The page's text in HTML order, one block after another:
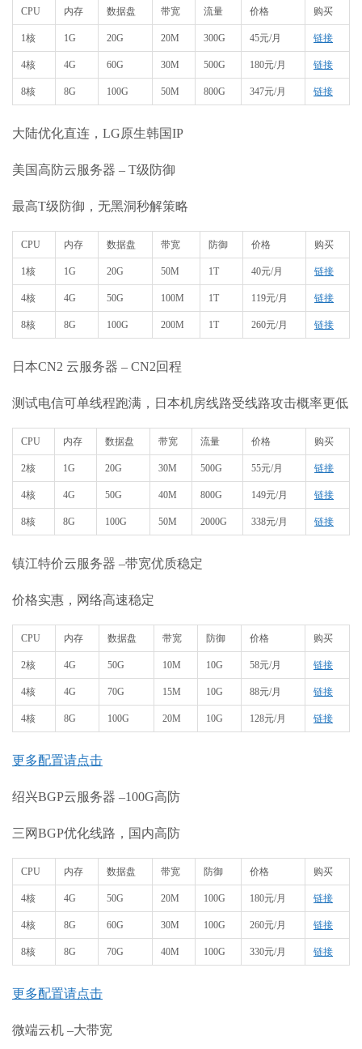
CPU 内存 数据盘 带宽 流量 价格 购买
1核 1G 20G 20M 300G 45元/月 链接
4核 4G 60G 30M 500G 180元/月 链接
8核 8G 100G 50M 800G 347元/月 链接
大陆优化直连，LG原生韩国IP
美国高防云服务器 – T级防御
最高T级防御，无黑洞秒解策略
CPU 内存 数据盘 带宽 防御 价格 购买
1核 1G 20G 50M 1T 40元/月 链接
4核 4G 50G 100M 1T 119元/月 链接
8核 8G 100G 200M 1T 260元/月 链接
日本CN2 云服务器 – CN2回程
测试电信可单线程跑满，日本机房线路受线路攻击概率更低
CPU 内存 数据盘 带宽 流量 价格 购买
2核 1G 20G 30M 500G 55元/月 链接
4核 4G 50G 40M 800G 149元/月 链接
8核 8G 100G 50M 2000G 338元/月 链接
镇江特价云服务器 –带宽优质稳定
价格实惠，网络高速稳定
CPU 内存 数据盘 带宽 防御 价格 购买
2核 4G 50G 10M 10G 58元/月 链接
4核 4G 70G 15M 10G 88元/月 链接
4核 8G 100G 20M 10G 128元/月 链接
更多配置请点击
绍兴BGP云服务器 –100G高防
三网BGP优化线路，国内高防
CPU 内存 数据盘 带宽 防御 价格 购买
4核 4G 50G 20M 100G 180元/月 链接
4核 8G 60G 30M 100G 260元/月 链接
8核 8G 70G 40M 100G 330元/月 链接
更多配置请点击
微端云机 –大带宽